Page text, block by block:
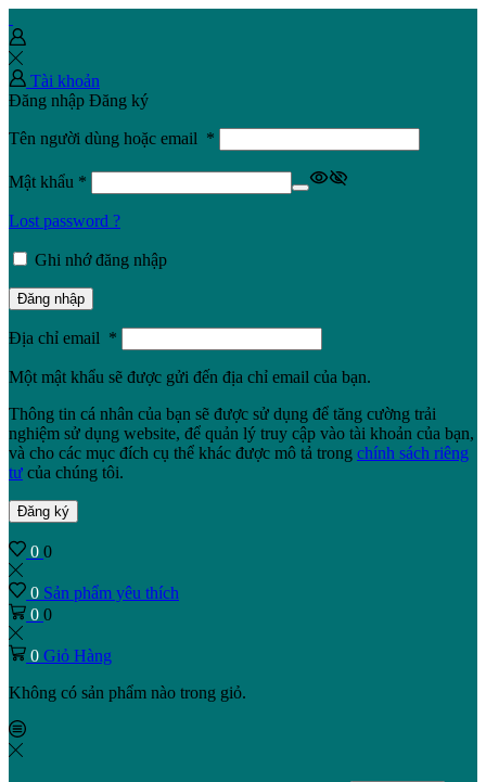
Tài khoản
Đăng nhập Đăng ký
Tên người dùng hoặc email *
Mật khẩu *
Lost password ?
Ghi nhớ đăng nhập
Đăng nhập
Địa chỉ email *
Một mật khẩu sẽ được gửi đến địa chỉ email của bạn.
Thông tin cá nhân của bạn sẽ được sử dụng để tăng cường trải
nghiệm sử dụng website, để quản lý truy cập vào tài khoản của bạn,
và cho các mục đích cụ thể khác được mô tả trong chính sách riêng
tư của chúng tôi.
Đăng ký
0 0
0 Sản phẩm yêu thích
0 0
0 Giỏ Hàng
Không có sản phẩm nào trong giỏ.